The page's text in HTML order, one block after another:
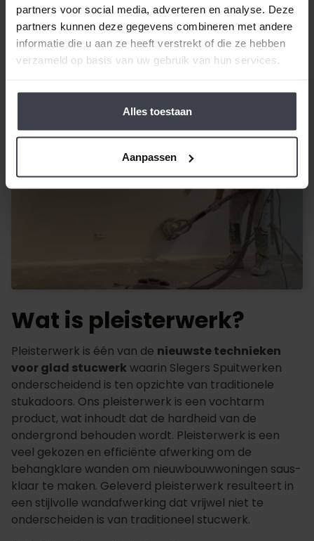
partners voor social media, adverteren en analyse. Deze
partners kunnen deze gegevens combineren met andere
informatie die u aan ze heeft verstrekt of die ze hebben
verzameld op basis van uw gebruik van hun services.
Alles toestaan
Aanpassen
aanspreekpunt, en een alles-in-één spuitwerk
pakket.Vraag geheel kosteloos uw prijsindicatie
aan bij Slegers Spuitwerken.
Wat is pleisterwerk?
Pleisterwerk is één van de nieuwste technieken
voor glad stucwerk waarin Slegers Spuitwerken
onderscheidend is ten opzichte van traditionele
stukadoors. Ons pleisterwerk is een vochtarm
product, wat inhoudt dat de hardheid van de
ondergrond behouden wordt. Pleisterwerk is een
veel gekozen en efficiënte afwerking om de
behangklare wanden om nieuwbouwwoningen saus-
klaar te maken. Geleverd pleisterwerk resulteert in
een stijlvolle wandafwerking dat vrijwel niet te
onderscheiden is van traditioneel stucwerk.